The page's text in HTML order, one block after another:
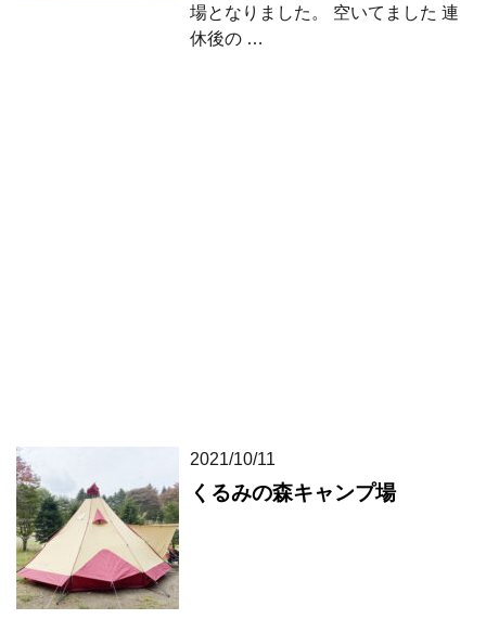
場となりました。 空いてました 連
休後の …
2021/10/11
くるみの森キャンプ場